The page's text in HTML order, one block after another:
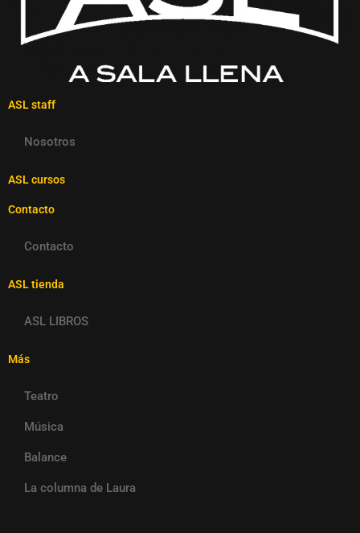
ASL staff
Nosotros
ASL cursos
Contacto
Contacto
ASL tienda
ASL LIBROS
Más
Teatro
Música
Balance
La columna de Laura